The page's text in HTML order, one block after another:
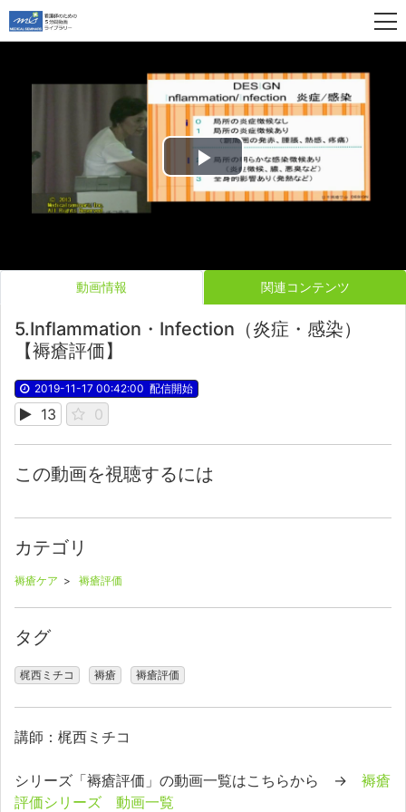
Play
動画情報 関連コンテンツ
5.Inflammation・Infection（炎症・感染）
【褥瘡評価】
2019-11-17 00:42:00 配信開始
13 0
この動画を視聴するには
カテゴリ
褥瘡ケア > 褥瘡評価
タグ
梶西ミチコ 褥瘡 褥瘡評価
講師：梶西ミチコ
シリーズ「褥瘡評価」の動画一覧はこちらから → 褥瘡
評価シリーズ 動画一覧